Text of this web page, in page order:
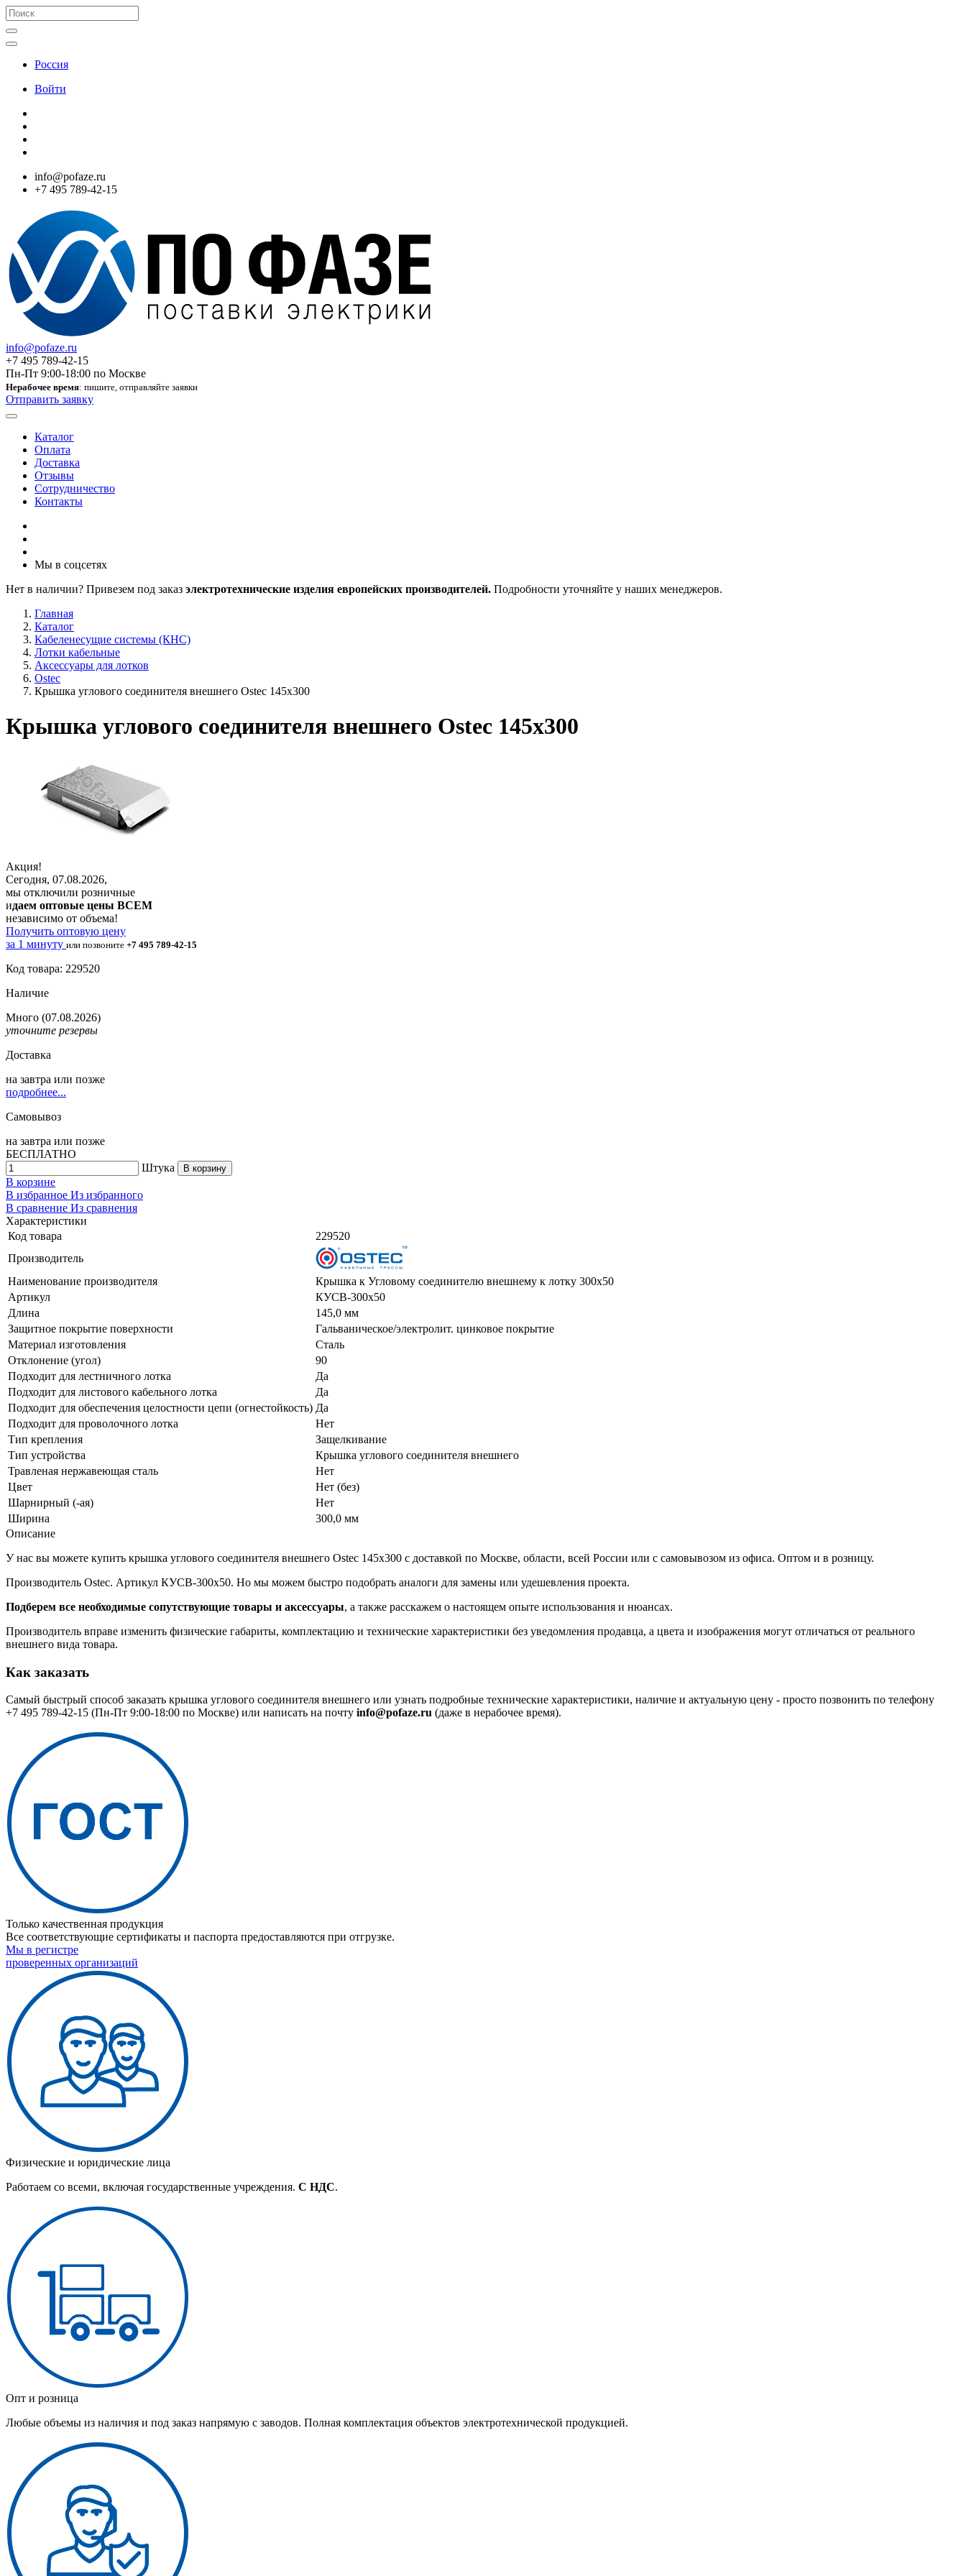
Россия
Войти
info@pofaze.ru
+7 495 789-42-15
info@pofaze.ru
+7 495 789-42-15
Пн-Пт 9:00-18:00 по Москве
Нерабочее время: пишите, отправляйте заявки
Отправить заявку
Каталог
Оплата
Доставка
Отзывы
Сотрудничество
Контакты
Мы в соцсетях
Нет в наличии? Привезем под заказ электротехнические изделия европейских производителей. Подробности уточняйте у наших менеджеров.
Главная
Каталог
Кабеленесущие системы (КНС)
Лотки кабельные
Аксессуары для лотков
Ostec
Крышка углового соединителя внешнего Ostec 145х300
Крышка углового соединителя внешнего Ostec 145х300
Акция!
Сегодня, 07.08.2026,
мы отключили розничные
идаем оптовые цены ВСЕМ
независимо от объема!
Получить оптовую цену
за 1 минуту или позвоните +7 495 789-42-15
Код товара: 229520
Наличие
Много (07.08.2026)
уточните резервы
Доставка
на завтра или позже
подробнее...
Самовывоз
на завтра или позже
БЕСПЛАТНО
Штука
В корзину
В корзине
В избранное Из избранного
В сравнение Из сравнения
Характеристики
Код товара
229520
Производитель
Наименование производителя
Крышка к Угловому соединителю внешнему к лотку 300х50
Артикул
КУСВ-300х50
Длина
145,0 мм
Защитное покрытие поверхности
Гальваническое/электролит. цинковое покрытие
Материал изготовления
Сталь
Отклонение (угол)
90
Подходит для лестничного лотка
Да
Подходит для листового кабельного лотка
Да
Подходит для обеспечения целостности цепи (огнестойкость) Да
Подходит для проволочного лотка
Нет
Тип крепления
Защелкивание
Тип устройства
Крышка углового соединителя внешнего
Травленая нержавеющая сталь
Нет
Цвет
Нет (без)
Шарнирный (-ая)
Нет
Ширина
300,0 мм
Описание
У нас вы можете купить крышка углового соединителя внешнего Ostec 145х300 с доставкой по Москве, области, всей России или с самовывозом из офиса. Оптом и в розницу.
Производитель Ostec. Артикул КУСВ-300х50. Но мы можем быстро подобрать аналоги для замены или удешевления проекта.
Подберем все необходимые сопутствующие товары и аксессуары, а также расскажем о настоящем опыте использования и нюансах.
Производитель вправе изменить физические габариты, комплектацию и технические характеристики без уведомления продавца, а цвета и изображения могут отличаться от реального
внешнего вида товара.
Как заказать
Самый быстрый способ заказать крышка углового соединителя внешнего или узнать подробные технические характеристики, наличие и актуальную цену - просто позвонить по телефону
+7 495 789-42-15 (Пн-Пт 9:00-18:00 по Москве) или написать на почту info@pofaze.ru (даже в нерабочее время).
Только качественная продукция
Все соответствующие сертификаты и паспорта предоставляются при отгрузке.
Мы в регистре
проверенных организаций
Физические и юридические лица
Работаем со всеми, включая государственные учреждения. С НДС.
Опт и розница
Любые объемы из наличия и под заказ напрямую с заводов. Полная комплектация объектов электротехнической продукцией.